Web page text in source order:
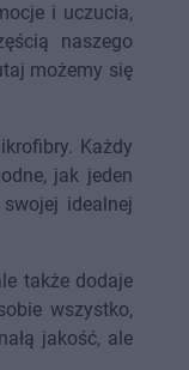
i uczucia,
naszego
możemy się
Każdy
jak jeden
idealnej
także dodaje
wszystko,
jakość, ale